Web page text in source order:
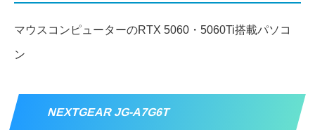
マウスコンピューターのRTX 5060・5060Ti搭載パソコ
ン
NEXTGEAR JG-A7G6T